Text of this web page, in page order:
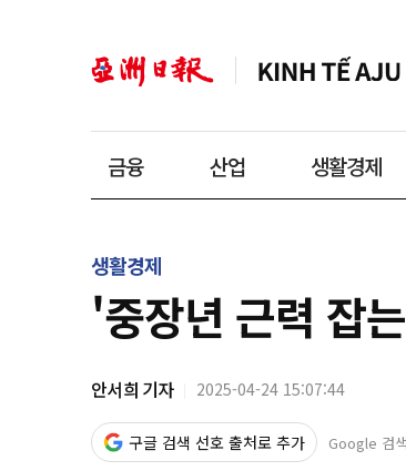
금융 산업 생활경제
생활경제
'중장년 근력 잡
안서희 기자 2025-04-24 15:07:44
구글 검색 선호 출처로 추가 Google 검